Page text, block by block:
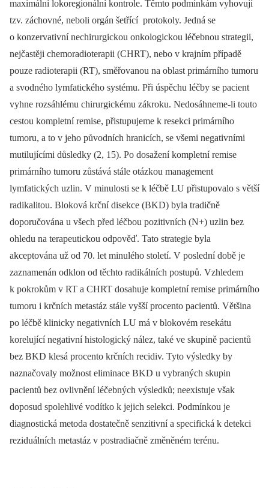
maximální lokoregionální kontrole. Těmto podmínkám vyhovují
tzv. záchovné, neboli orgán šetřící protokoly. Jedná se
o konzervativní nechirurgickou onkologickou léčebnou strategii,
nejčastěji chemoradioterapii (CHRT), nebo v krajním případě
pouze radioterapii (RT), směřovanou na oblast primárního tumoru
a svodného lymfatického systému. Při úspěchu léčby se pacient
vyhne rozsáhlému chirurgickému zákroku. Nedosáhneme-li touto
cestou kompletní remise, přistupujeme k resekci primárního
tumoru, a to v jeho původních hranicích, se všemi negativními
mutilujícími důsledky (2, 15). Po dosažení kompletní remise
primárního tumoru zůstává stále otázkou management
lymfatických uzlin. V minulosti se k léčbě LU přistupovalo s větší
radikalitou. Bloková krční disekce (BKD) byla tradičně
doporučována u všech před léčbou pozitivních (N+) uzlin bez
ohledu na terapeutickou odpověď. Tato strategie byla
akceptována už od 70. let minulého století. V poslední době je
zaznamenán odklon od těchto radikálních postupů. Vzhledem
k pokrokům v RT a CHRT dosahuje kompletní remise primárního
tumoru i krčních metastáz stále vyšší procento pacientů. Většina
po léčbě klinicky negativních LU má v blokovém resekátu
korelující negativní histologický nález, také ve skupině pacientů
bez BKD klesá procento krčních recidiv. Tyto výsledky by
naznačovaly možnost eliminace BKD u vybraných skupin
pacientů bez ovlivnění léčebných výsledků; neexistuje však
doposud spolehlivé vodítko k jejich selekci. Podmínkou je
diagnostická metoda dostatečně senzitivní a specifická k detekci
reziduálních metastáz v postradiačně změněném terénu.